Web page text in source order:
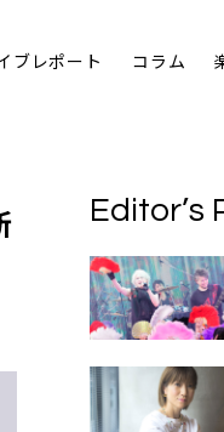
ブレポート コラム
Editor’s